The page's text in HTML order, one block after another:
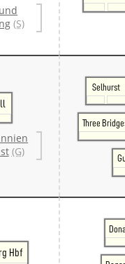
(S)
(G)
Selhurst
Three
Hbf